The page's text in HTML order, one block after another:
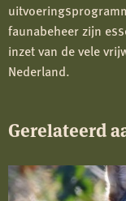
faunabeheer zijn
inzet van de vele
Nederland.
Gerelateerd